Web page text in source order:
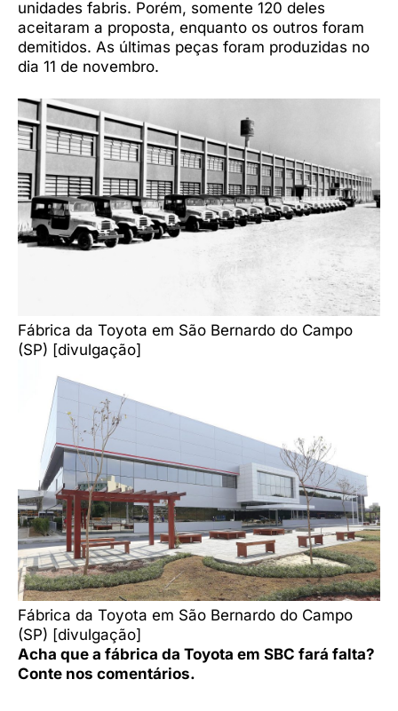
unidades fabris. Porém, somente 120 deles
aceitaram a proposta, enquanto os outros foram
demitidos. As últimas peças foram produzidas no
dia 11 de novembro.
Fábrica da Toyota em São Bernardo do Campo
(SP) [divulgação]
Fábrica da Toyota em São Bernardo do Campo
(SP) [divulgação]
Acha que a fábrica da Toyota em SBC fará falta?
Conte nos comentários.